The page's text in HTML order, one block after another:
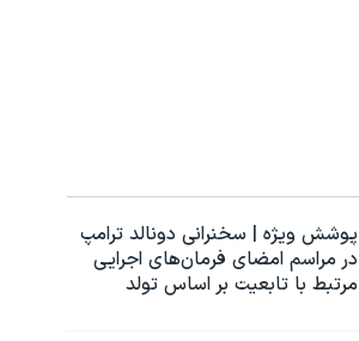
پوشش ویژه | سخنرانی دونالد ترامپ
در مراسم امضای فرمان‌های اجرایی
مرتبط با تابعیت بر اساس تولد